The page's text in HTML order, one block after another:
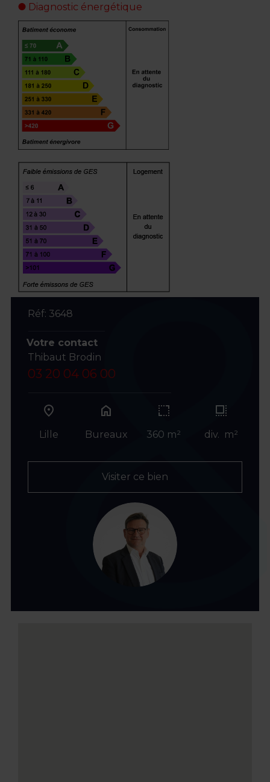
Diagnostic énergétique
Réf: 3648
Votre contact
Thibaut Brodin
03 20 04 06 00
Lille
home
Bureaux 360 m² div. m²
Visiter ce bien